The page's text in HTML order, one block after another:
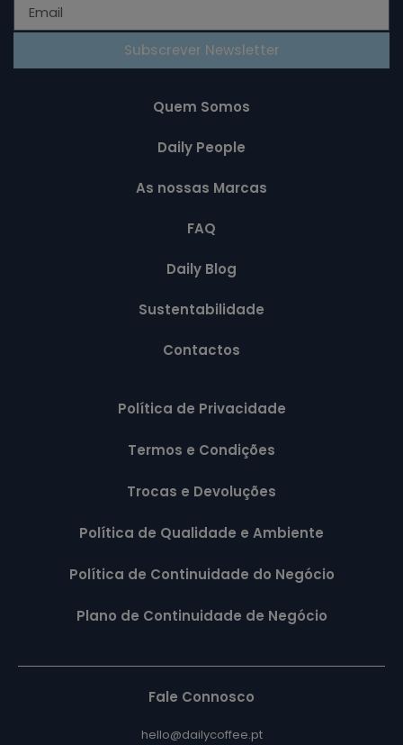
Subscrever Newsletter
Quem Somos
Daily People
As nossas Marcas
FAQ
Daily Blog
Sustentabilidade
Contactos
Política de Privacidade
Termos e Condições
Trocas e Devoluções
Política de Qualidade e Ambiente
Política de Continuidade do Negócio
Plano de Continuidade de Negócio
Fale Connosco
hello@dailycoffee.pt